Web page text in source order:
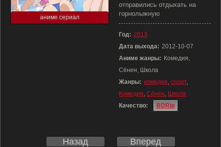
аниме сериал
отправились отдыхать на
горнолыжную
Год: 2013
Дата выхода: 2012-10-07
Аниме жанры: Комедия,
Сёнен, Школа
Жанры: комедия, спорт,
Комедия, Сёнен, Школа
Качество:
BDRip
Назад Вперед